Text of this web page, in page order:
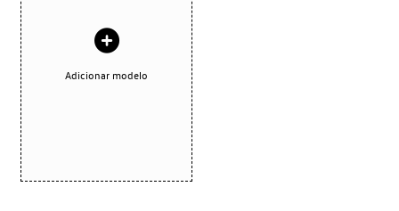
Adicionar modelo